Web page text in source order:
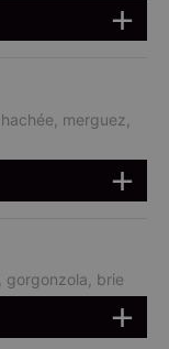
merguez,
gorgonzola, brie